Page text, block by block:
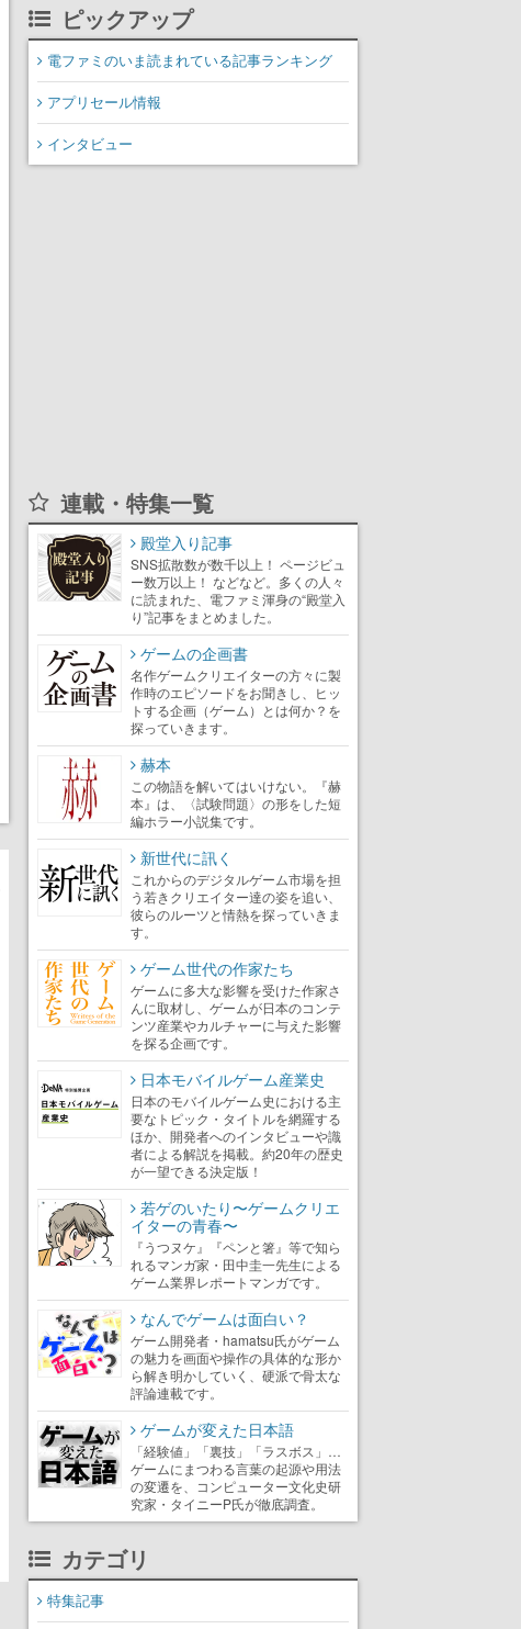
ピックアップ
電ファミのいま読まれている記事ランキング
アプリセール情報
インタビュー
連載・特集一覧
殿堂入り記事
SNS拡散数が数千以上！ ページビュ
ー数万以上！ などなど。多くの人々
に読まれた、電ファミ渾身の“殿堂入
り”記事をまとめました。
ゲームの企画書
名作ゲームクリエイターの方々に製
作時のエピソードをお聞きし、ヒッ
トする企画（ゲーム）とは何か？を
探っていきます。
赫本
この物語を解いてはいけない。『赫
本』は、〈試験問題〉の形をした短
編ホラー小説集です。
新世代に訊く
これからのデジタルゲーム市場を担
う若きクリエイター達の姿を追い、
彼らのルーツと情熱を探っていきま
す。
ゲーム世代の作家たち
ゲームに多大な影響を受けた作家さ
んに取材し、ゲームが日本のコンテ
ンツ産業やカルチャーに与えた影響
を探る企画です。
日本モバイルゲーム産業史
日本のモバイルゲーム史における主
要なトピック・タイトルを網羅する
ほか、開発者へのインタビューや識
者による解説を掲載。約20年の歴史
が一望できる決定版！
若ゲのいたり〜ゲームクリエ
イターの青春〜
『うつヌケ』『ペンと箸』等で知ら
れるマンガ家・田中圭一先生による
ゲーム業界レポートマンガです。
なんでゲームは面白い？
ゲーム開発者・hamatsu氏がゲーム
の魅力を画面や操作の具体的な形か
ら解き明かしていく、硬派で骨太な
評論連載です。
ゲームが変えた日本語
「経験値」「裏技」「ラスボス」…
ゲームにまつわる言葉の起源や用法
の変遷を、コンピューター文化史研
究家・タイニーP氏が徹底調査。
カテゴリ
特集記事